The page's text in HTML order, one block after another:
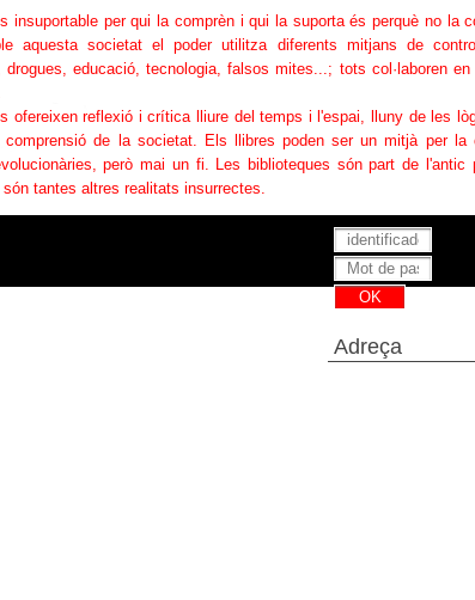
insuportable per qui la comprèn i qui la suporta és perquè no la
aquesta societat el poder utilitza diferents mitjans de
drogues, educació, tecnologia, falsos mites...; tots col·laboren
ofereixen reflexió i crítica lliure del temps i l'espai, lluny de les
comprensió de la societat. Els llibres poden ser un mitjà per la
però mai un fi. Les biblioteques són part de l'antic
tantes altres realitats insurrectes.
Adreça